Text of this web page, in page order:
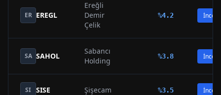
ER EREGL
Ereğli
Demir
Çelik
%4.2 İncele
SA SAHOL
Sabancı
Holding
%3.8 İncele
SI SISE Şişecam %3.5 İncele